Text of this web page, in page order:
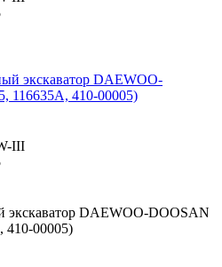
III
экскаватор DAEWOO-DOOSAN
410-00005)